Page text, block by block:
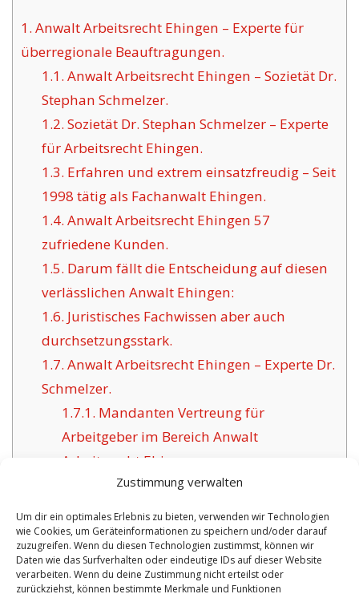
Zustimmung verwalten
Um dir ein optimales Erlebnis zu bieten, verwenden wir Technologien
wie Cookies, um Geräteinformationen zu speichern und/oder darauf
zuzugreifen. Wenn du diesen Technologien zustimmst, können wir
Daten wie das Surfverhalten oder eindeutige IDs auf dieser Website
verarbeiten. Wenn du deine Zustimmung nicht erteilst oder
zurückziehst, können bestimmte Merkmale und Funktionen
1. Anwalt Arbeitsrecht Ehingen – Experte für
überregionale Beauftragungen.
1.1. Anwalt Arbeitsrecht Ehingen – Sozietät Dr.
Stephan Schmelzer.
1.2. Sozietät Dr. Stephan Schmelzer – Experte
für Arbeitsrecht Ehingen.
1.3. Erfahren und extrem einsatzfreudig – Seit
1998 tätig als Fachanwalt Ehingen.
1.4. Anwalt Arbeitsrecht Ehingen 57
zufriedene Kunden.
1.5. Darum fällt die Entscheidung auf diesen
verlässlichen Anwalt Ehingen:
1.6. Juristisches Fachwissen aber auch
durchsetzungsstark.
1.7. Anwalt Arbeitsrecht Ehingen – Experte Dr.
Schmelzer.
1.7.1. Mandanten Vertreung für
Arbeitgeber im Bereich Anwalt
Arbeitsrecht Ehingen.
VORHERIGER ARTIKEL
Anwalt Röthenbach
NÄCHSTER ARTIKEL
Anwalt Weida